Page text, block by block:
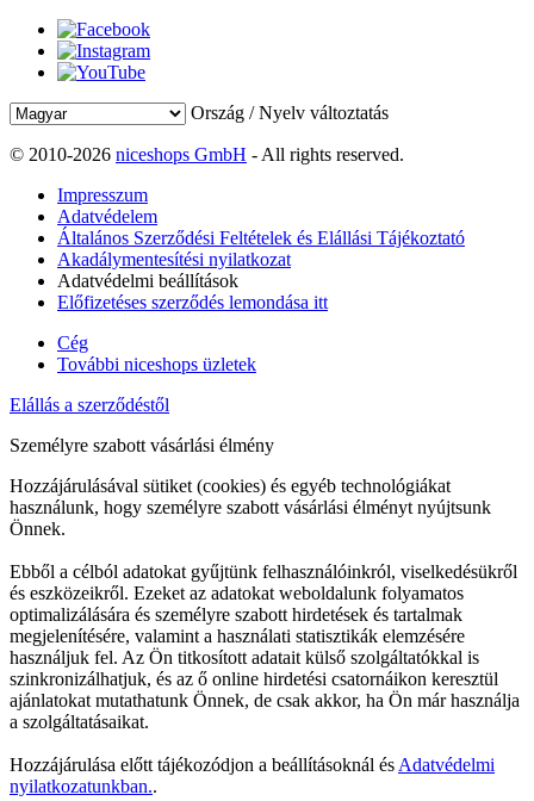
Ország / Nyelv változtatás
© 2010-2026 niceshops GmbH - All rights reserved.
Impresszum
Adatvédelem
Általános Szerződési Feltételek és Elállási Tájékoztató
Akadálymentesítési nyilatkozat
Adatvédelmi beállítások
Előfizetéses szerződés lemondása itt
Cég
További niceshops üzletek
Elállás a szerződéstől
Személyre szabott vásárlási élmény
Hozzájárulásával sütiket (cookies) és egyéb technológiákat
használunk, hogy személyre szabott vásárlási élményt nyújtsunk
Önnek.
Ebből a célból adatokat gyűjtünk felhasználóinkról, viselkedésükről
és eszközeikről. Ezeket az adatokat weboldalunk folyamatos
optimalizálására és személyre szabott hirdetések és tartalmak
megjelenítésére, valamint a használati statisztikák elemzésére
használjuk fel. Az Ön titkosított adatait külső szolgáltatókkal is
szinkronizálhatjuk, és az ő online hirdetési csatornáikon keresztül
ajánlatokat mutathatunk Önnek, de csak akkor, ha Ön már használja
a szolgáltatásaikat.
Hozzájárulása előtt tájékozódjon a beállításoknál és Adatvédelmi
nyilatkozatunkban..